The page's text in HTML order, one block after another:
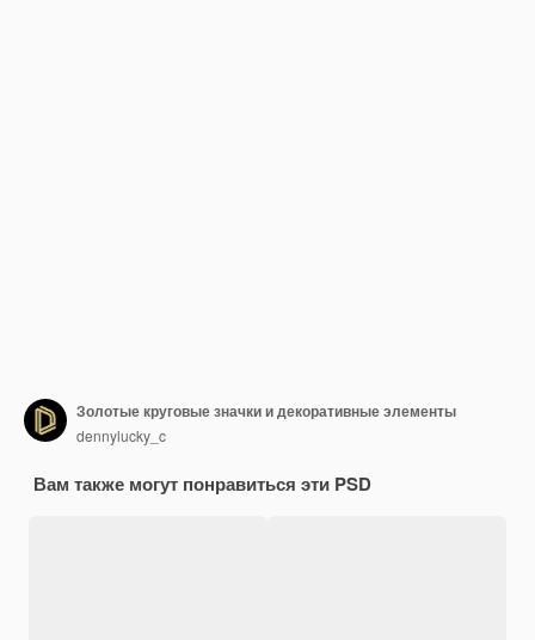
Золотые круговые значки и декоративные элементы
dennylucky_c
Вам также могут понравиться эти PSD